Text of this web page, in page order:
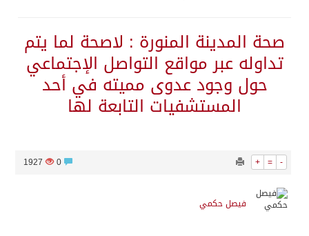
المنظمة العربية للتنمية الإدارية: توصيات الملتقى العربي الأول للذكاء الاصطناعي وريادة الأعمال، دور الذكاء الاصطناعي في تعزيز ريادة الأعمال وبناء القدرات البشرية
صحة المدينة المنورة : لاصحة لما يتم
تداوله عبر مواقع التواصل الإجتماعي
حول وجود عدوى مميته في أحد
المستشفيات التابعة لها
+ = -
1927
فيصل حكمي